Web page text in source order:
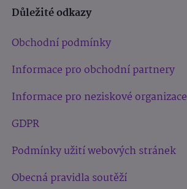
Důležité odkazy
Obchodní podmínky
Informace pro obchodní partnery
Informace pro neziskové organizace
GDPR
Podmínky užití webových stránek
Obecná pravidla soutěží